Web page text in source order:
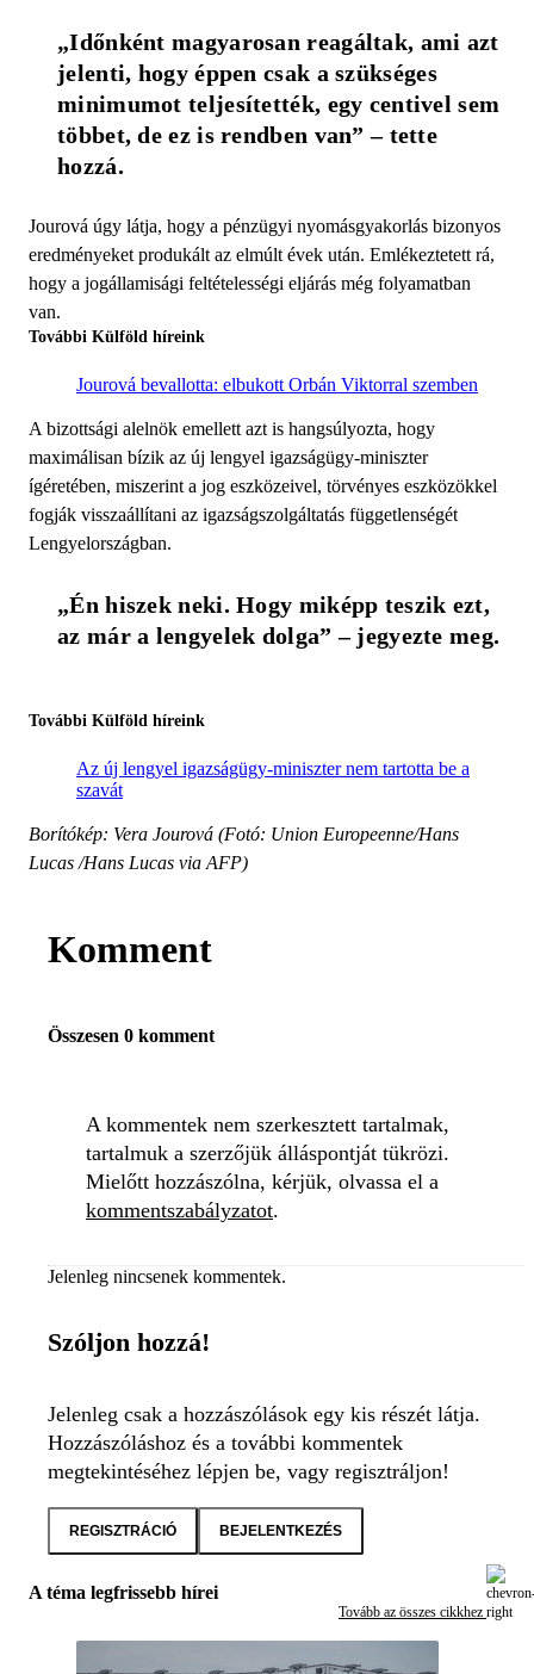
„Időnként magyarosan reagáltak, ami azt
jelenti, hogy éppen csak a szükséges
minimumot teljesítették, egy centivel sem
többet, de ez is rendben van” – tette
hozzá.
Jourová úgy látja, hogy a pénzügyi nyomásgyakorlás bizonyos
eredményeket produkált az elmúlt évek után. Emlékeztetett rá,
hogy a jogállamisági feltételességi eljárás még folyamatban
van.
További Külföld híreink
Jourová bevallotta: elbukott Orbán Viktorral szemben
A bizottsági alelnök emellett azt is hangsúlyozta, hogy
maximálisan bízik az új lengyel igazságügy-miniszter
ígéretében, miszerint a jog eszközeivel, törvényes eszközökkel
fogják visszaállítani az igazságszolgáltatás függetlenségét
Lengyelországban.
„Én hiszek neki. Hogy miképp teszik ezt,
az már a lengyelek dolga” – jegyezte meg.
További Külföld híreink
Az új lengyel igazságügy-miniszter nem tartotta be a
szavát
Borítókép: Vera Jourová (Fotó: Union Europeenne/Hans
Lucas /Hans Lucas via AFP)
Komment
Összesen 0 komment
A kommentek nem szerkesztett tartalmak,
tartalmuk a szerzőjük álláspontját tükrözi.
Mielőtt hozzászólna, kérjük, olvassa el a
kommentszabályzatot.
Jelenleg nincsenek kommentek.
Szóljon hozzá!
Jelenleg csak a hozzászólások egy kis részét látja.
Hozzászóláshoz és a további kommentek
megtekintéséhez lépjen be, vagy regisztráljon!
REGISZTRÁCIÓ BEJELENTKEZÉS
A téma legfrissebb hírei
Tovább az összes cikkhez